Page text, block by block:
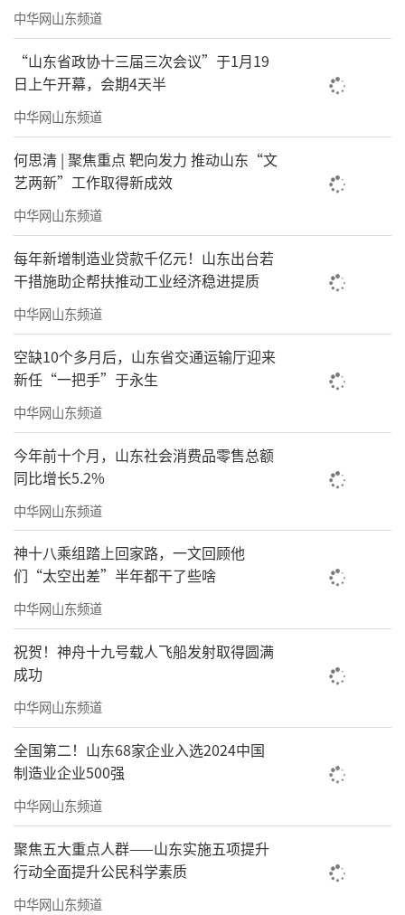
中华网山东频道
“山东省政协十三届三次会议”于1月19
日上午开幕，会期4天半
中华网山东频道
何思清 | 聚焦重点 靶向发力 推动山东“文
艺两新”工作取得新成效
中华网山东频道
每年新增制造业贷款千亿元！山东出台若
干措施助企帮扶推动工业经济稳进提质
中华网山东频道
空缺10个多月后，山东省交通运输厅迎来
新任“一把手”于永生
中华网山东频道
今年前十个月，山东社会消费品零售总额
同比增长5.2%
中华网山东频道
神十八乘组踏上回家路，一文回顾他
们“太空出差”半年都干了些啥
中华网山东频道
祝贺！神舟十九号载人飞船发射取得圆满
成功
中华网山东频道
全国第二！山东68家企业入选2024中国
制造业企业500强
中华网山东频道
聚焦五大重点人群——山东实施五项提升
行动全面提升公民科学素质
中华网山东频道